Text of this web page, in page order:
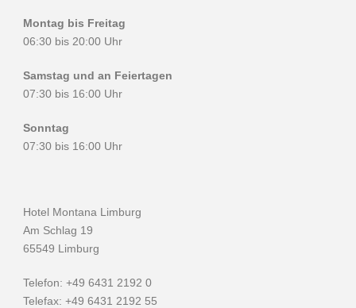
Montag bis Freitag
06:30 bis 20:00 Uhr
Samstag und an Feiertagen
07:30 bis 16:00 Uhr
Sonntag
07:30 bis 16:00 Uhr
Hotel Montana Limburg
Am Schlag 19
65549 Limburg
Telefon: +49 6431 2192 0
Telefax: +49 6431 2192 55